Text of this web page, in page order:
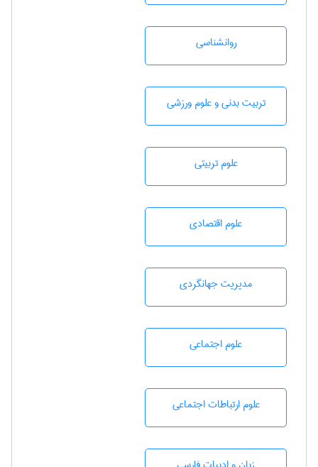
روانشناسی
تربيت بدنی و علوم ورزشی
علوم تربيتی
علوم اقتصادی
مديريت جهانگردی
علوم اجتماعی
علوم ارتباطات اجتماعی